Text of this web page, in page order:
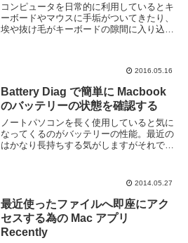
コンピュータを日常的に利用しているとキ
ーボードやマウスに手垢がついてきたり、
埃や抜け毛がキーボードの隙間に入り込ん
2016.05.16
Battery Diag で簡単に Macbook
のバッテリーの状態を確認する
ノートパソコンを長く使用していると気に
なってくるのがバッテリーの性能。最近の
はかなり長持ちする気がしますがそれでも
いので尚更です。バッテリーの寿命を延ば
2014.05.27
最近使ったファイルへ即座にアク
セスする為の Mac アプリ
Recently